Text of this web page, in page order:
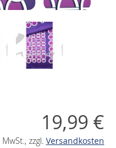
19,99 €
MwSt., zzgl. Versandkosten